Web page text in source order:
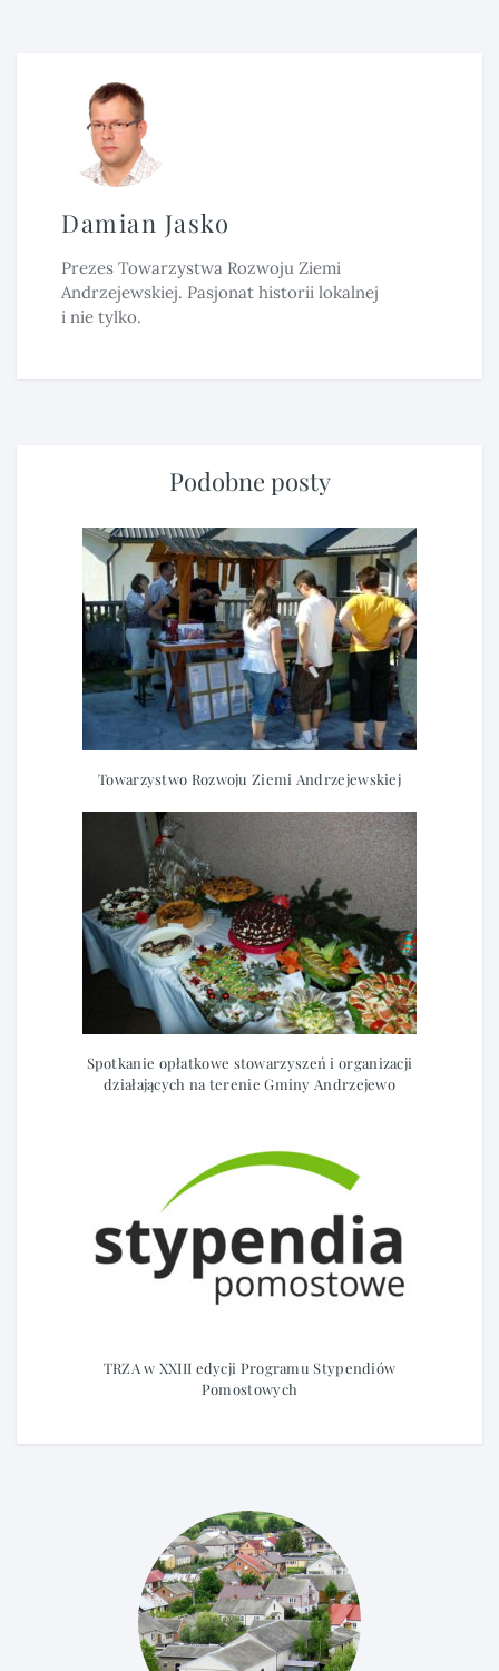
Damian Jasko
Prezes Towarzystwa Rozwoju Ziemi
Andrzejewskiej. Pasjonat historii lokalnej
i nie tylko.
Podobne posty
Towarzystwo Rozwoju Ziemi Andrzejewskiej
Spotkanie opłatkowe stowarzyszeń i organizacji
działających na terenie Gminy Andrzejewo
TRZA w XXIII edycji Programu Stypendiów
Pomostowych